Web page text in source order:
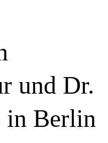
und Dr.
in Berlin